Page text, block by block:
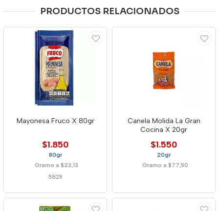
PRODUCTOS RELACIONADOS
Mayonesa Fruco X 80gr
$1.850
80gr
Gramo a $23,13
5829
Canela Molida La Gran
Cocina X 20gr
$1.550
20gr
Gramo a $77,50